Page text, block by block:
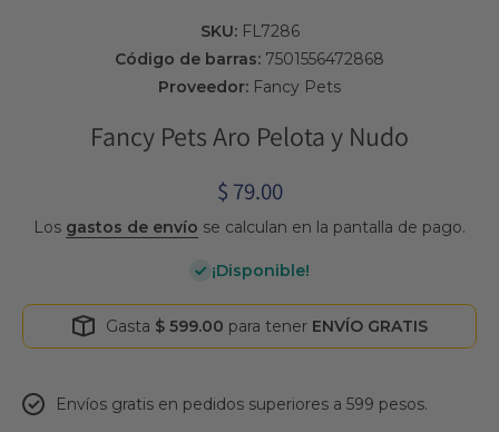
SKU: FL7286
Código de barras: 7501556472868
Proveedor: Fancy Pets
Fancy Pets Aro Pelota y Nudo
$ 79.00
Los gastos de envío se calculan en la pantalla de pago.
¡Disponible!
Gasta $ 599.00 para tener ENVÍO GRATIS
Envíos gratis en pedidos superiores a 599 pesos.